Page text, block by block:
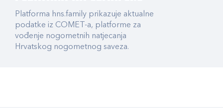
Platforma hns.family prikazuje aktualne
podatke iz COMET-a, platforme za
vođenje nogometnih natjecanja
Hrvatskog nogometnog saveza.